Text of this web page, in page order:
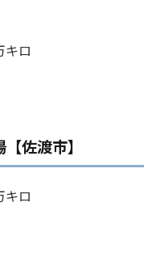
キロ
佐渡市】
キロ